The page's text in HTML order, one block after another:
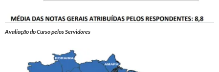
Avaliação do Curso pelos Servidores